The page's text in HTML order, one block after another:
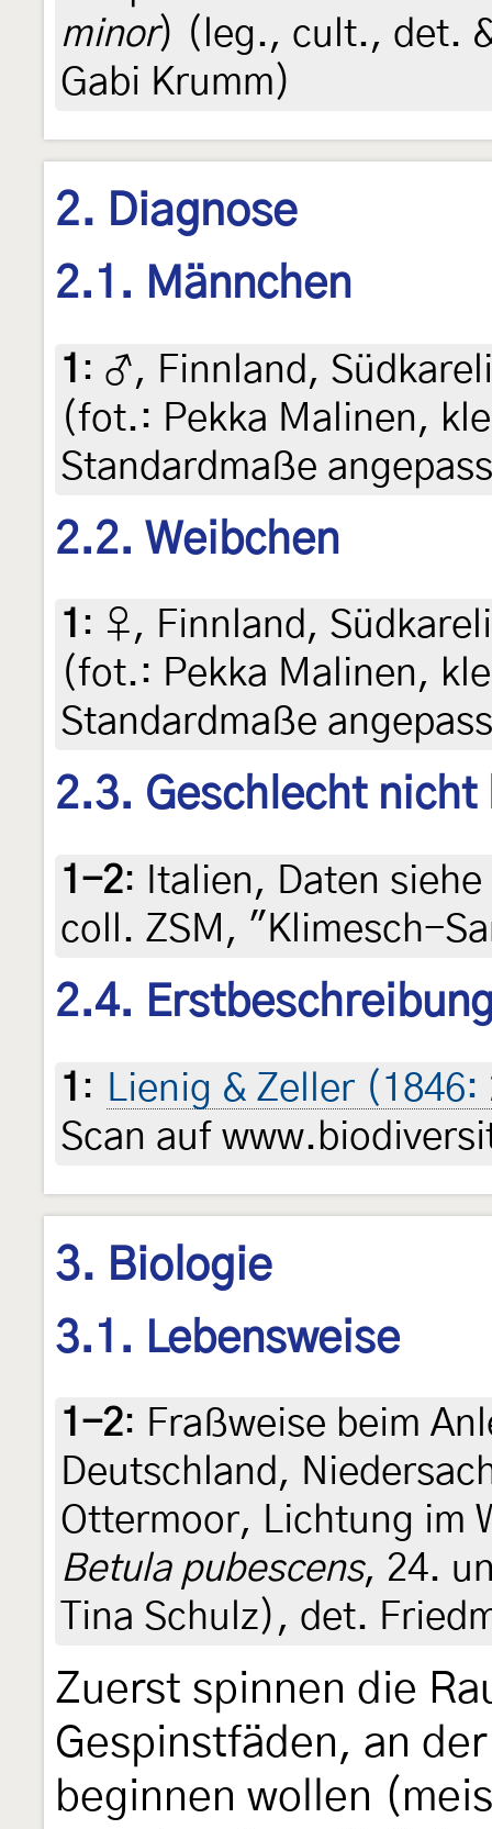
minor) (leg., cult., det.
Gabi Krumm)
2. Diagnose
2.1. Männchen
1 : ♂, Finnland,
(fot.: Pekka Malinen,
Standardmaße
2.2. Weibchen
1 : ♀, Finnland,
(fot.: Pekka Malinen,
Standardmaße
2.3. Geschlecht nicht
1-2:
Italien, Daten
coll. ZSM, "Klimesch-
2.4.
1 : Lienig & Zeller (1846:
Scan auf
3. Biologie
3.1. Lebensweise
1-2: Fraßweise beim
Deutschland,
Ottermoor, Lichtung im
Betula pubescens, 24.
Tina Schulz), det.
Zuerst spinnen die
Gespinstfäden, an
beginnen wollen